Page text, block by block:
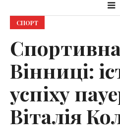
СПОРТ
Спортивна
Вінниці:
успіху
Віталія